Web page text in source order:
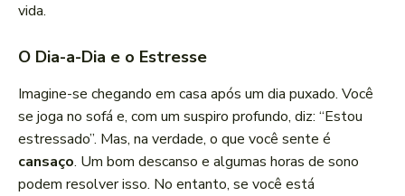
vida.
O Dia-a-Dia e o Estresse
Imagine-se chegando em casa após um dia puxado. Você
se joga no sofá e, com um suspiro profundo, diz: “Estou
estressado”. Mas, na verdade, o que você sente é
cansaço. Um bom descanso e algumas horas de sono
podem resolver isso. No entanto, se você está